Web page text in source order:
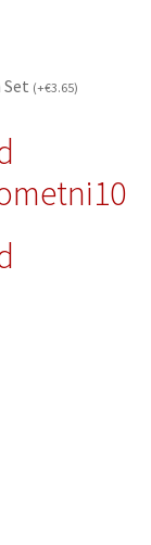
Set (+€3.65)